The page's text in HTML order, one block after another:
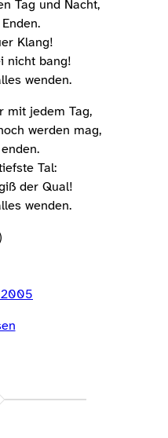
Tag und Nacht,
Klang!
nicht bang!
wenden.
mit jedem Tag,
werden mag,
Tal:
der Qual!
wenden.
2005